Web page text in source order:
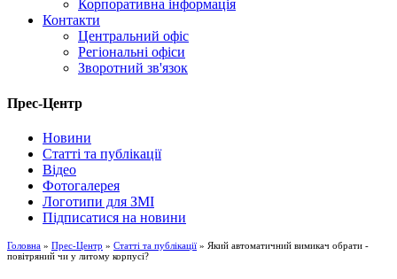
Корпоративна інформація
Контакти
Центральний офіс
Регіональні офіси
Зворотний зв'язок
Прес-Центр
Новини
Статті та публікації
Відео
Фотогалерея
Логотипи для ЗМІ
Підписатися на новини
Головна » Прес-Центр » Статті та публікації » Який автоматичний вимикач обрати -
повітряний чи у литому корпусі?